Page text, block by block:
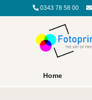
0343 78 58 00
Home